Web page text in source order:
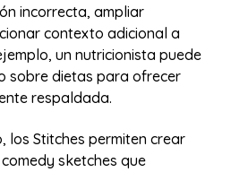
incorrecta, ampliar
contexto adicional a
un nutricionista puede
sobre dietas para ofrecer
respaldada.
los Stitches permiten crear
sketches que